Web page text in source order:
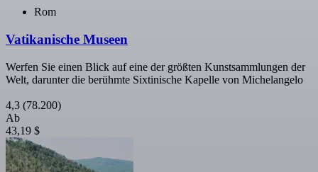
Rom
Vatikanische Museen
Werfen Sie einen Blick auf eine der größten Kunstsammlungen der
Welt, darunter die berühmte Sixtinische Kapelle von Michelangelo
4,3 (78.200)
Ab
43,19 $